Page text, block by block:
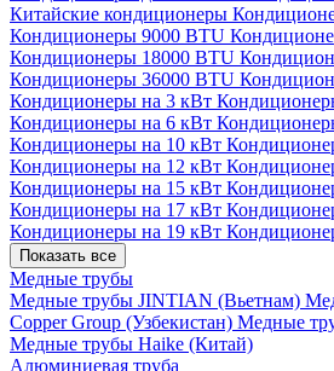
Китайские кондиционеры
Кондиционеры 9000 BTU
Кондиционеры 18000 BTU
Кондиционеры 36000 BTU
Кондиционеры на 3 кВт
Кондиционеры на 6 кВт
Кондиционеры на 10 кВт
Кондиционеры на 12 кВт
Кондиционеры на 15 кВт
Кондиционеры на 17 кВт
Кондиционеры на 19 кВт
Показать все
Медные трубы
Медные трубы JINTIAN (Вьетнам)
Copper Group (Узбекистан) Медные
Медные трубы Haike (Китай)
Алюминиевая труба